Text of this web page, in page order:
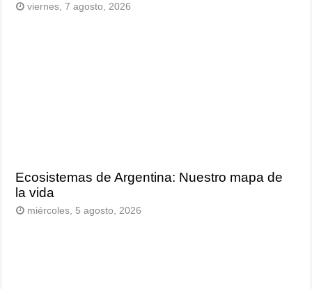
viernes, 7 agosto, 2026
Ecosistemas de Argentina: Nuestro mapa de
la vida
miércoles, 5 agosto, 2026